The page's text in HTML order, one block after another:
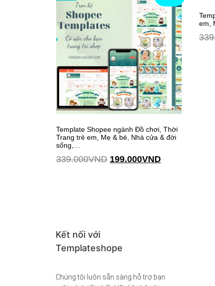
Template Shopee ngành Đồ chơi, Thời
Trang trẻ em, Mẹ & bé, Nhà cửa & đời
sống,…
339.000VND 199.000VND
em,
Kết nối với
Templateshope
Chúng tôi luôn sẵn sàng hỗ trợ bạn